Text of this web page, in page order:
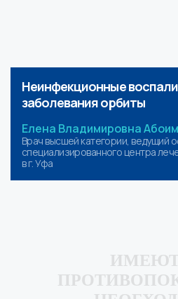
Неинфекционные
заболевания орбиты
Елена Владимировна
Врач высшей категории, ведущий
специализированного центра
в г. Уфа